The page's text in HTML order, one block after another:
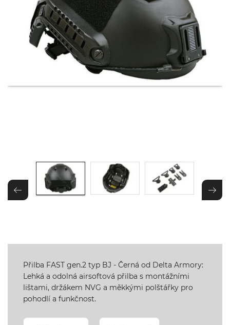
& Taktická
Merch
Přilba FAST gen.2 typ BJ - Černá od Delta Armory:
Lehká a odolná airsoftová přilba s montážními
lištami, držákem NVG a měkkými polštářky pro
pohodlí a funkčnost.